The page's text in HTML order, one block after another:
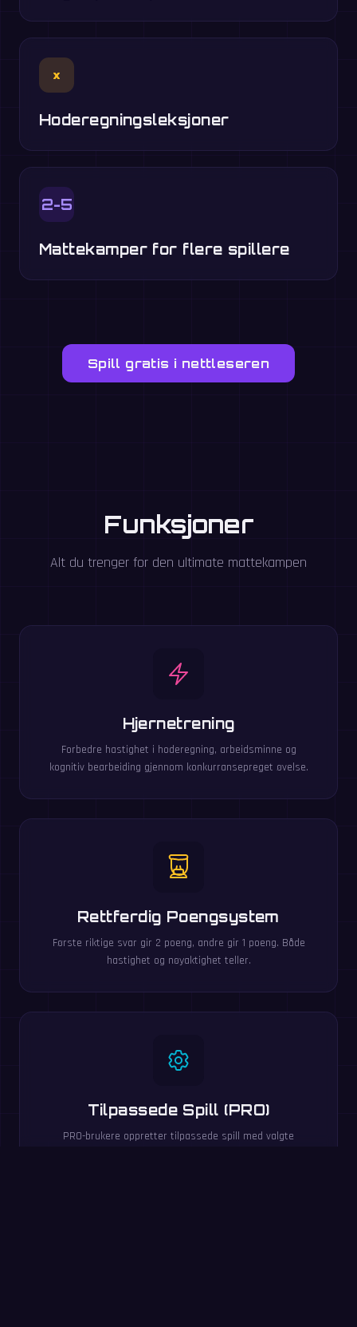
×
Hoderegningsleksjoner
2-5
Mattekamper for flere spillere
Spill gratis i nettleseren
Funksjoner
Alt du trenger for den ultimate mattekampen
Hjernetrening
Forbedre hastighet i hoderegning, arbeidsminne og
kognitiv bearbeiding gjennom konkurransepreget øvelse.
Rettferdig Poengsystem
Første riktige svar gir 2 poeng, andre gir 1 poeng. Både
hastighet og nøyaktighet teller.
Tilpassede Spill (PRO)
PRO-brukere oppretter tilpassede spill med valgte